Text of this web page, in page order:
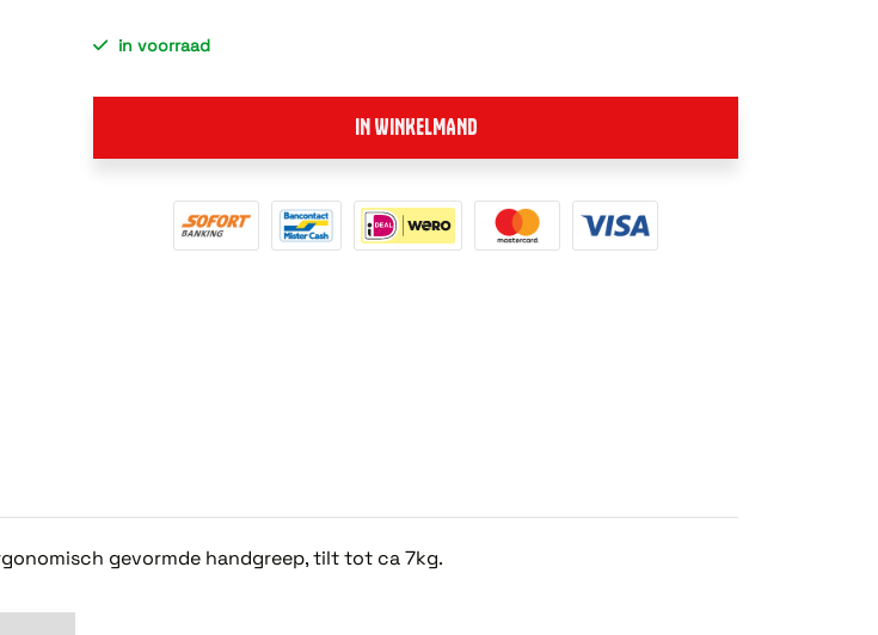
in voorraad
IN WINKELMAND
gevormde handgreep, tilt tot ca 7kg.